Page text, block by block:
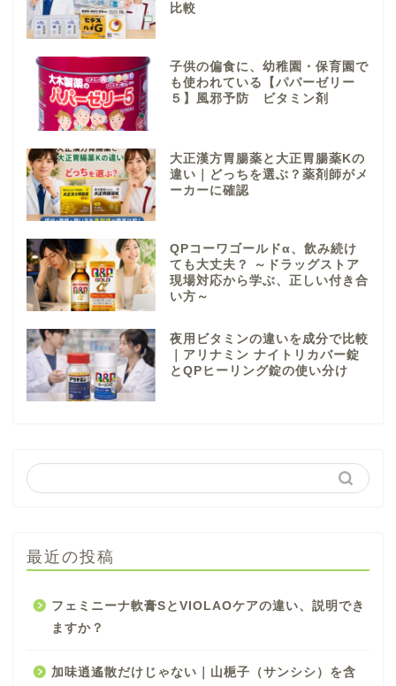
比較
子供の偏食に、幼稚園・保育園で
も使われている【パパーゼリー
５】風邪予防 ビタミン剤
大正漢方胃腸薬と大正胃腸薬Kの
違い｜どっちを選ぶ？薬剤師がメ
ーカーに確認
QPコーワゴールドα、飲み続け
ても大丈夫？ ～ドラッグストア
現場対応から学ぶ、正しい付き合
い方～
夜用ビタミンの違いを成分で比較
｜アリナミン ナイトリカバー錠
とQPヒーリング錠の使い分け
最近の投稿
フェミニーナ軟膏SとVIOLAOケアの違い、説明でき
ますか？
加味逍遙散だけじゃない｜山梔子（サンシシ）を含